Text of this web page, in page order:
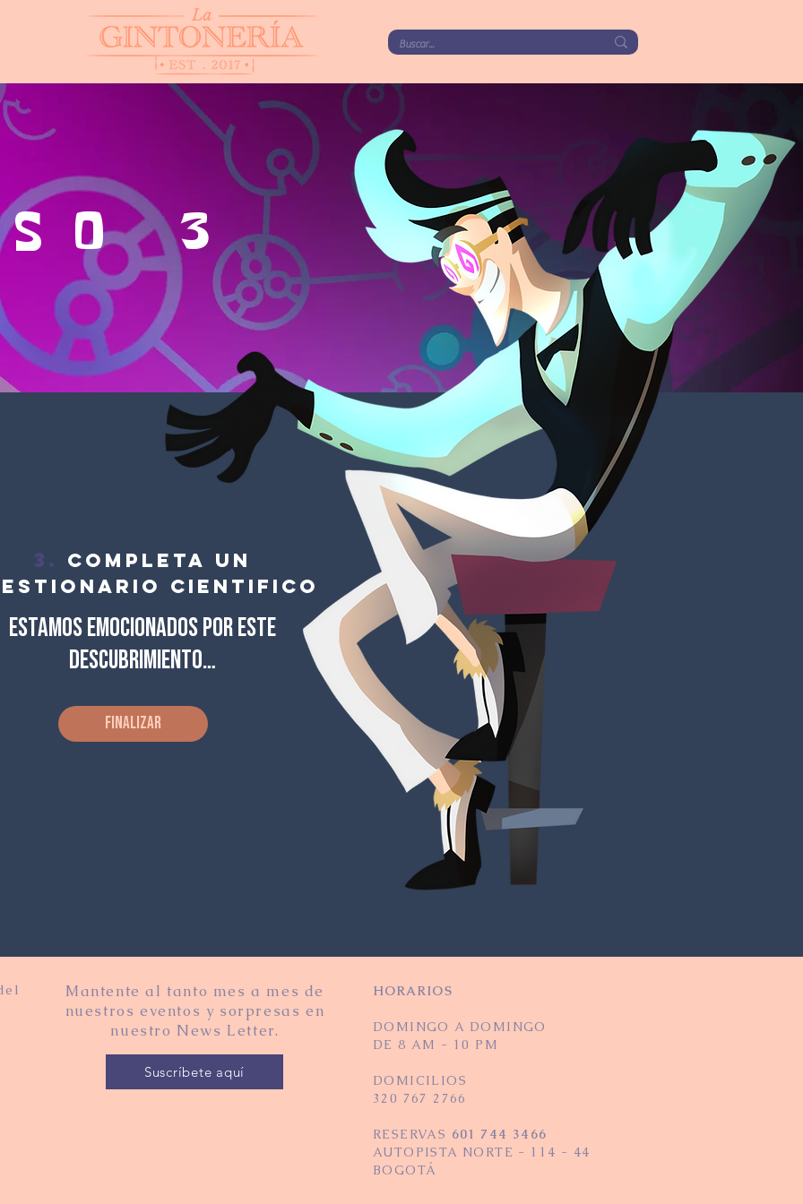
3
3. Completa un
CIENTIFICO
Estamos emocionados por este
descubrimiento…
Finalizar
Mantente al tanto mes a mes de
nuestros eventos y sorpresas en
nuestro News Letter.
Suscríbete aquí
HORARIOS
DOMINGO A DOMINGO
DE 8 AM - 10 PM
DOMICILIOS
320 767 2766
RESERVAS 601 744 3466
AUTOPISTA NORTE - 114 - 44
BOGOTÁ